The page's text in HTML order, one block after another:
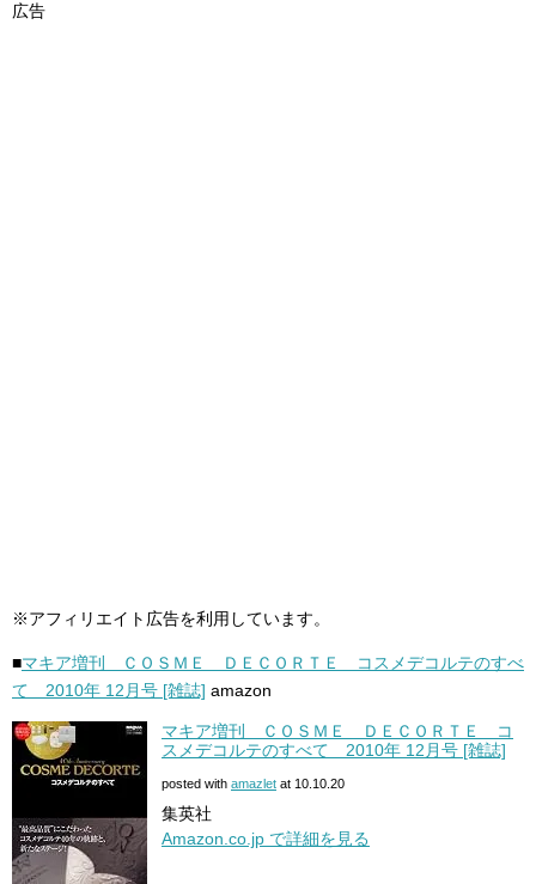
広告
※アフィリエイト広告を利用しています。
■マキア増刊 ＣＯＳＭＥ ＤＥＣＯＲＴＥ コスメデコルテのすべ
て 2010年 12月号 [雑誌] amazon
マキア増刊 ＣＯＳＭＥ ＤＥＣＯＲＴＥ コ
スメデコルテのすべて 2010年 12月号 [雑誌]
posted with amazlet at 10.10.20
集英社
Amazon.co.jp で詳細を見る